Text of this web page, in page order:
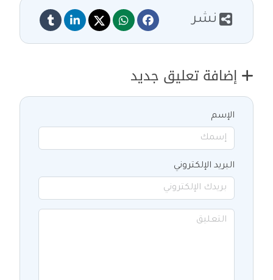
نشر
إضافة تعليق جديد
الإسم
البريد الإلكتروني